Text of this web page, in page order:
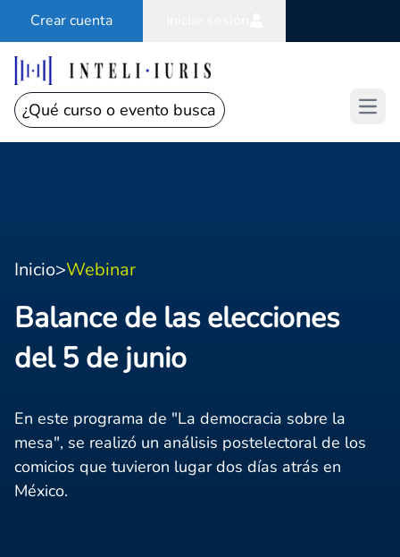
Crear cuenta
Inicio>Webinar
Balance de las elecciones
del 5 de junio
En este programa de "La democracia sobre la
mesa", se realizó un análisis postelectoral de los
comicios que tuvieron lugar dos días atrás en
México.